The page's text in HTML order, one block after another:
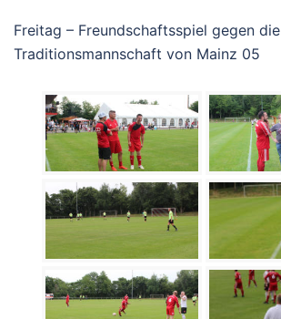
Freitag – Freundschaftsspiel gegen die
Traditionsmannschaft von Mainz 05